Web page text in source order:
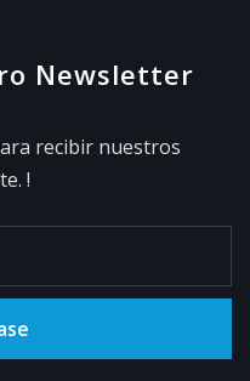
Newsletter
recibir nuestros
!